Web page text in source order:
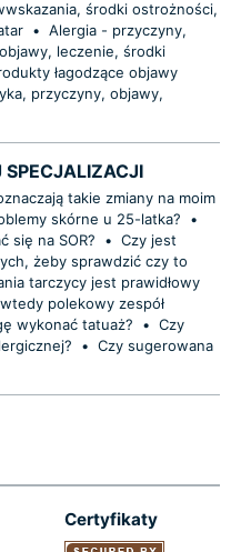
środki ostrożności,
• Alergia - przyczyny,
leczenie, środki
łagodzące objawy
przyczyny, objawy,
takie zmiany na moim
skórne u 25-latka?
•
się na SOR?
• Czy jest
żeby sprawdzić czy to
tarczycy jest prawidłowy
polekowy zespół
wykonać tatuaż? • Czy
• Czy sugerowana
Certyfikaty